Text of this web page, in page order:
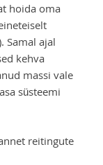
hoida oma
Samal ajal
kehva
massi vale
süsteemi
reitingute